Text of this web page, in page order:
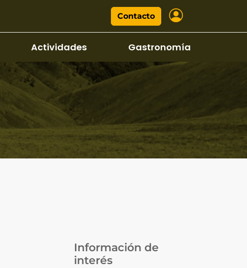
Contacto
Actividades Gastronomía
Información de
interés